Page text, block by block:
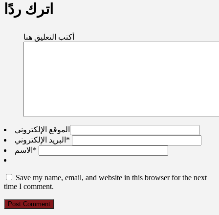
اترك ردًا
أكتب التعليق هنا
الموقع الإلكتروني
البريد الإلكتروني *
الاسم *
Save my name, email, and website in this browser for the next
time I comment.